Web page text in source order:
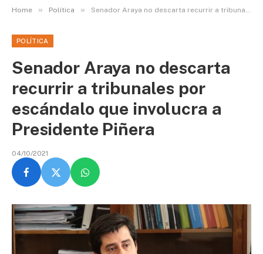
Home » Política » Senador Araya no descarta recurrir a tribunales por escándalo que involucra a Presidente Piñera
POLÍTICA
Senador Araya no descarta
recurrir a tribunales por
escándalo que involucra a
Presidente Piñera
04/10/2021